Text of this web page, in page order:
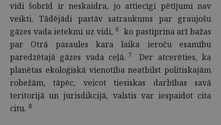
vidi šobrīd ir neskaidra, jo attiecīgi pētījumi nav
veikti. Tādējādi pastāv satraukums par graujošu
gāzes vada ietekmi uz vidi, 6
ko pastiprina arī bažas
par Otrā pasaules kara laika ieroču esamību
paredzētajā gāzes vada ceļā. 7
Der atcerēties, ka
planētas ekoloģiskā vienotība neatbilst politiskajām
robežām, tāpēc, veicot tiesiskas darbības savā
teritorijā un jurisdikcijā, valstis var iespaidot cita
citu. 8